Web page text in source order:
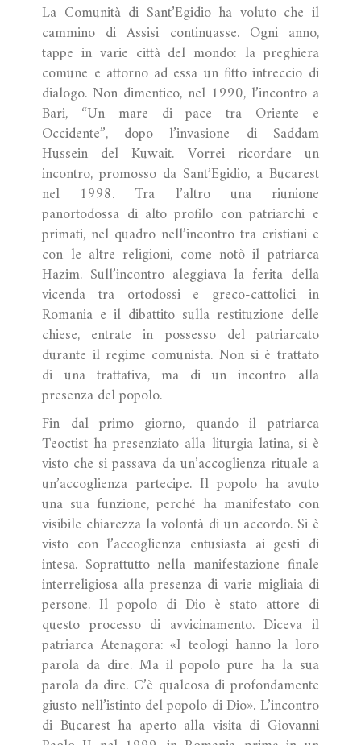
La Comunità di Sant’Egidio ha voluto che il
cammino di Assisi continuasse. Ogni anno,
tappe in varie città del mondo: la preghiera
comune e attorno ad essa un fitto intreccio di
dialogo. Non dimentico, nel 1990, l’incontro a
Bari, “Un mare di pace tra Oriente e
Occidente”, dopo l’invasione di Saddam
Hussein del Kuwait. Vorrei ricordare un
incontro, promosso da Sant’Egidio, a Bucarest
nel 1998. Tra l’altro una riunione
panortodossa di alto profilo con patriarchi e
primati, nel quadro nell’incontro tra cristiani e
con le altre religioni, come notò il patriarca
Hazim. Sull’incontro aleggiava la ferita della
vicenda tra ortodossi e greco-cattolici in
Romania e il dibattito sulla restituzione delle
chiese, entrate in possesso del patriarcato
durante il regime comunista. Non si è trattato
di una trattativa, ma di un incontro alla
presenza del popolo.
Fin dal primo giorno, quando il patriarca
Teoctist ha presenziato alla liturgia latina, si è
visto che si passava da un’accoglienza rituale a
un’accoglienza partecipe. Il popolo ha avuto
una sua funzione, perché ha manifestato con
visibile chiarezza la volontà di un accordo. Si è
visto con l’accoglienza entusiasta ai gesti di
intesa. Soprattutto nella manifestazione finale
interreligiosa alla presenza di varie migliaia di
persone. Il popolo di Dio è stato attore di
questo processo di avvicinamento. Diceva il
patriarca Atenagora: «I teologi hanno la loro
parola da dire. Ma il popolo pure ha la sua
parola da dire. C’è qualcosa di profondamente
giusto nell’istinto del popolo di Dio». L’incontro
di Bucarest ha aperto alla visita di Giovanni